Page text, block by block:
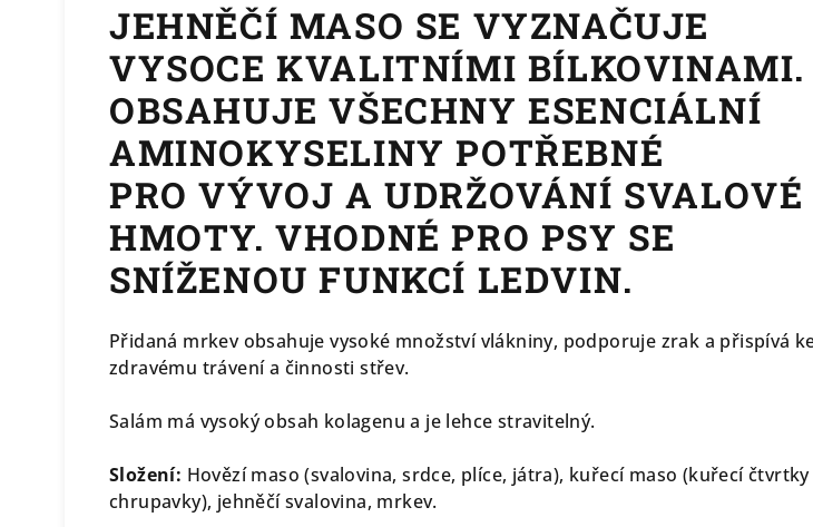
JEHNĚČÍ MASO SE VYZNAČUJE
VYSOCE KVALITNÍMI BÍLKOVINAMI.
OBSAHUJE VŠECHNY ESENCIÁLNÍ
AMINOKYSELINY POTŘEBNÉ
PRO VÝVOJ A UDRŽOVÁNÍ SVALOVÉ
HMOTY. VHODNÉ PRO PSY SE
SNÍŽENOU FUNKCÍ LEDVIN.
Přidaná mrkev obsahuje vysoké množství vlákniny, podporuje zrak a přispívá
zdravému trávení a činnosti střev.
Salám má vysoký obsah kolagenu a je lehce stravitelný.
Složení: Hovězí maso (svalovina, srdce, plíce, játra), kuřecí maso (kuřecí čtvrtky
chrupavky), jehněčí svalovina, mrkev.